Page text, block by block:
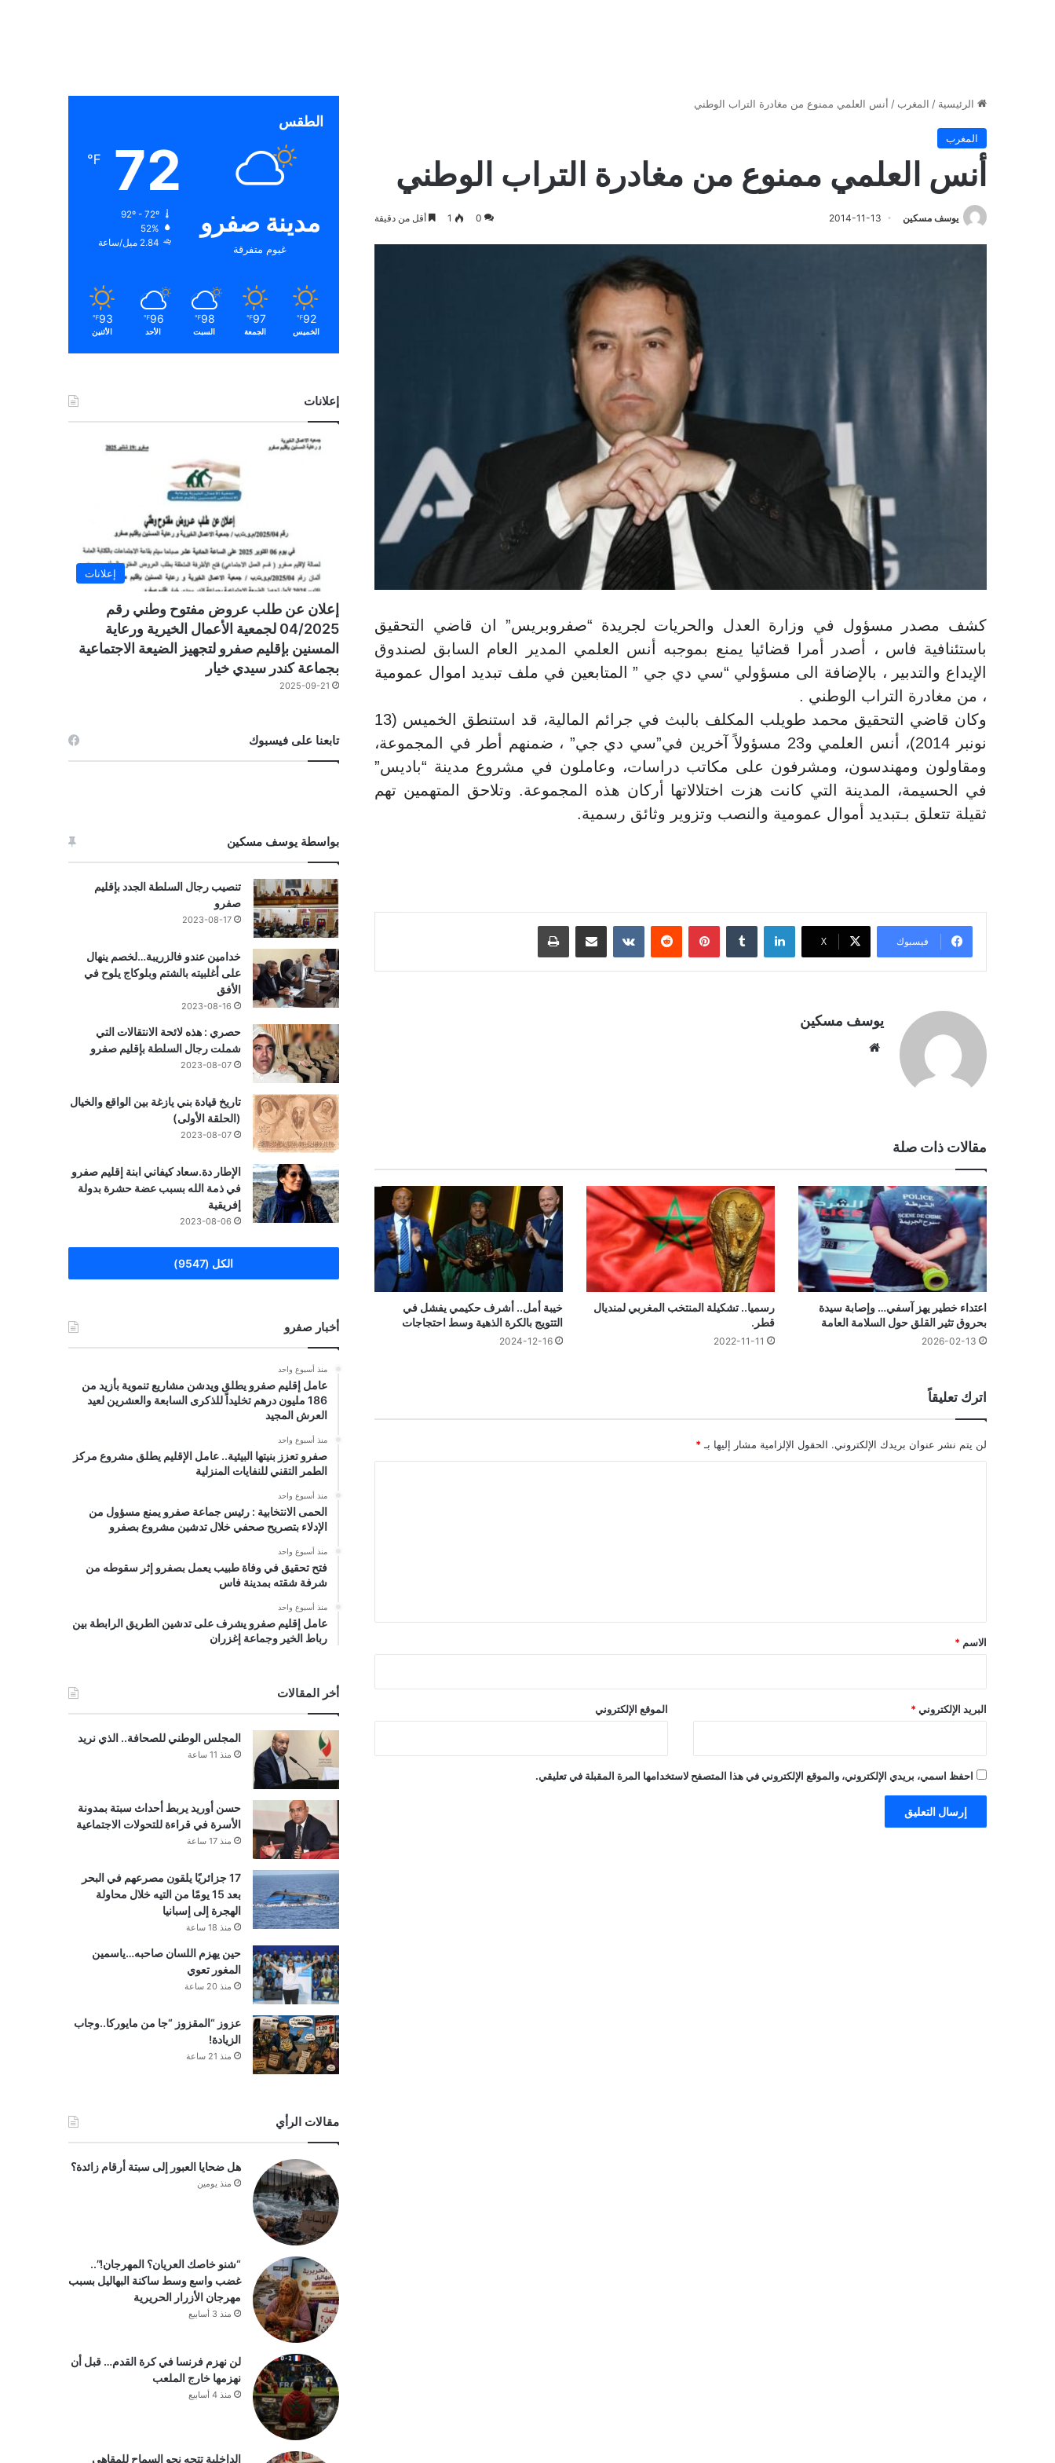
الرئيسية / المغرب / أنس العلمي ممنوع من مغادرة التراب الوطني
المغرب
أنس العلمي ممنوع من مغادرة التراب الوطني
يوسف مسكين 2014-11-13
0
1 أقل من دقيقة
كشف مصدر مسؤول في وزارة العدل والحريات لجريدة “صفروبريس” ان قاضي التحقيق
باستئنافية فاس ، أصدر أمرا قضائيا يمنع بموجبه أنس العلمي المدير العام السابق لصندوق
الإيداع والتدبير ، بالإضافة الى مسؤولي “سي دي جي ” المتابعين في ملف تبديد اموال عمومية
، من مغادرة التراب الوطني .
وكان قاضي التحقيق محمد طويلب المكلف بالبث في جرائم المالية، قد استنطق الخميس (13
نونبر 2014)، أنس العلمي و23 مسؤولاً آخرين في”سي دي جي” ، ضمنهم أطر في المجموعة،
ومقاولون ومهندسون، ومشرفون على مكاتب دراسات، وعاملون في مشروع مدينة “باديس”
في الحسيمة، المدينة التي كانت هزت اختلالاتها أركان هذه المجموعة. وتلاحق المتهمين تهم
ثقيلة تتعلق بـتبديد أموال عمومية والنصب وتزوير وثائق رسمية.
فيسبوك ‫X
لينكدإن بينتيريست مشاركة عبر البريد طباعة
يوسف مسكين
مقالات ذات صلة
اعتداء خطير يهز آسفي… وإصابة سيدة
بحروق تثير القلق حول السلامة العامة
2026-02-13
رسميا.. تشكيلة المنتخب المغربي لمنديال
قطر.
2022-11-11
خيبة أمل.. أشرف حكيمي يفشل في
التتويج بالكرة الذهية وسط احتجاجات
2024-12-16
اترك تعليقاً
لن يتم نشر عنوان بريدك الإلكتروني. الحقول الإلزامية مشار إليها بـ *
*
الاسم *
البريد الإلكتروني * الموقع الإلكتروني
احفظ اسمي، بريدي الإلكتروني، والموقع الإلكتروني في هذا المتصفح لاستخدامها المرة المقبلة في تعليقي.
الطقس
مدينة صفرو
غيوم متفرقة
72
℉
92º - 72º
52%
2.84 ميل/ساعة
92
℉
الخميس
97
℉
الجمعة
98
℉
السبت
96
℉
الأحد
93
℉
الأثنين
إعلانات
إعلانات
إعلان عن طلب عروض مفتوح وطني رقم
04/2025 لجمعية الأعمال الخيرية ورعاية
المسنين بإقليم صفرو لتجهيز الضيعة الاجتماعية
بجماعة كندر سيدي خيار
2025-09-21
تابعنا على فيسبوك
بواسطة يوسف مسكين
تنصيب رجال السلطة الجدد بإقليم
صفرو
2023-08-17
خدامين عندو فالزريبة…لخصم ينهال
على أغلبيته بالشتم وبلوكاج يلوح في
الأفق
2023-08-16
حصري : هذه لائحة الانتقالات التي
شملت رجال السلطة بإقليم صفرو
2023-08-07
تاريخ قيادة بني يازغة بين الواقع والخيال
(الحلقة الأولى)
2023-08-07
الإطار دة.سعاد كيفاني ابنة إقليم صفرو
في ذمة الله بسبب عضة حشرة بدولة
إفريقية
2023-08-06
الكل (9547)
أخبار صفرو
منذ أسبوع واحد
عامل إقليم صفرو يطلق ويدشن مشاريع تنموية بأزيد من
186 مليون درهم تخليداً للذكرى السابعة والعشرين لعيد
العرش المجيد
منذ أسبوع واحد
صفرو تعزز بنيتها البيئية.. عامل الإقليم يطلق مشروع مركز
الطمر التقني للنفايات المنزلية
منذ أسبوع واحد
الحمى الانتخابية : رئيس جماعة صفرو يمنع مسؤول من
الإدلاء بتصريح صحفي خلال تدشين مشروع بصفرو
منذ أسبوع واحد
فتح تحقيق في وفاة طبيب يعمل بصفرو إثر سقوطه من
شرفة شقته بمدينة فاس
منذ أسبوع واحد
عامل إقليم صفرو يشرف على تدشين الطريق الرابطة بين
رباط الخير وجماعة إغزران
أخر المقالات
المجلس الوطني للصحافة.. الذي نريد
منذ 11 ساعة
حسن أوريد يربط أحداث سبتة بمدونة
الأسرة في قراءة للتحولات الاجتماعية
منذ 17 ساعة
17 جزائريًا يلقون مصرعهم في البحر
بعد 15 يومًا من التيه خلال محاولة
الهجرة إلى إسبانيا
منذ 18 ساعة
حين يهزم اللسان صاحبه…ياسمين
المغور تعوي
منذ 20 ساعة
عزوز “المقزوز “جا من مايوركا..وجاب
الزيادة!
منذ 21 ساعة
مقالات الرأي
هل ضحايا العبور إلى سبتة أرقام زائدة؟
منذ يومين
“شنو خاصك العريان؟ المهرجان!”..
غضب واسع وسط ساكنة البهاليل بسبب
مهرجان الأزرار الحريرية
منذ 3 أسابيع
لن نهزم فرنسا في كرة القدم… قبل أن
نهزمها خارج الملعب
منذ 4 أسابيع
الداخلية تتجه نحو السماح للمقاهي